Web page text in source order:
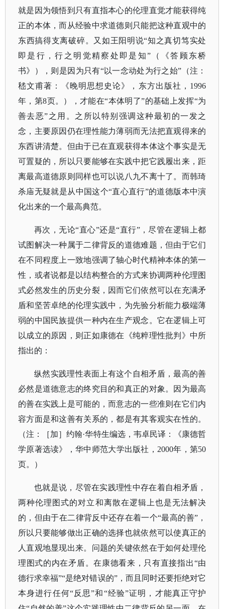
就是因为领悟到只有直指本心的伦理直觉才能获得纯
正的本体，而从经验中求道德则只能把这种直观中的
东西搞得支离破碎。又如王阳明说“知之真切笃实处
即是行，行之明觉精察处即是知”（《答顾东桥
书》），则是因为只有“以一念动处为行之始”（注：
嵇文甫著：《晚明思想史论》，东方出版社，1996
年，第8页。），才能在“本体明了”的基础上发挥“为
善去恶”之用。之所以特别强调这种最初的一发之
念，主要原因仍在理性能力薄弱而无法把直观得来的
东西讲清楚。但由于已在直观获得本体这个事实是无
可置疑的，所以只要能够在实践中把它践履出来，距
离最高道德原则同样也可以说八九不离十了。而韩琦
杀庙无疑就是从中国这个“直心直行”的道德版本中演
化出来的一个最高典范。
再次，无论“直心”还是“直行”，尽管在逻辑上都
试图解决一种属于二律背反的道德难题，但由于它们
在不同程度上一致地强调了轴心时代精神本体的第一
性，或者说都是以结构整合的方式来协调两种伦理图
式必然发生的历史分裂，因而它们依然可以在充满矛
盾和坚苦卓绝的伦理实践中，为先验分析能力极端薄
弱的中国民族提供一种内在生产观念。它在逻辑上可
以成立的原因，则正如康德在《纯粹理性批判》中所
指出的：
纵然实践理性表面上有这个自相矛盾，最高的善
必然是道德意志的终究目的和真正的对象。因为最高
的善在实践上是可能的，而意志的一些准则在它们内
容方面是和这善有关系的，都是有其客观实在性的。
（注：［加］约翰·华特生编选，韦卓民译：《康德哲
学原著选读》，华中师范大学出版社，2000年，第50
页。）
也就是说，尽管在实践理性中存在着自相矛盾，
两种伦理图式的对立和离散在逻辑上也是无法解决
的，但由于在二律背反中还存在着一个“最高的善”，
所以只要能够做出正确的选择也就依然可以使真正的
人直观地显现出来。问题的关键依然在于如何处理伦
理图式的内在矛盾。在康德看来，只有直接指出“由
德行求幸福”“是绝对错误的”，而且同时还要拒绝对它
本身进行任何“反思”和“经验”证明，才能真正守护